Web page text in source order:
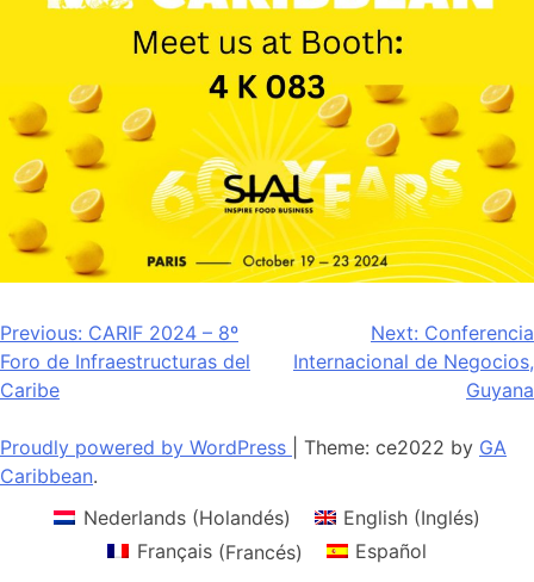
Navegación
de
Previous: CARIF 2024 – 8º
Foro de Infraestructuras del
Caribe
Next: Conferencia
Internacional de Negocios,
Guyana
Proudly powered by WordPress Theme: ce2022 by GA
Caribbean.
Nederlands(Holandés) English(Inglés)
Français(Francés) Español